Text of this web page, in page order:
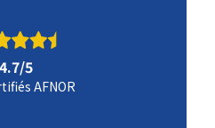
4.7/5
AFNOR